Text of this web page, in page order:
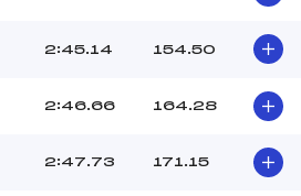
2:45.14 154.50
2:46.66 164.28
2:47.73 171.15